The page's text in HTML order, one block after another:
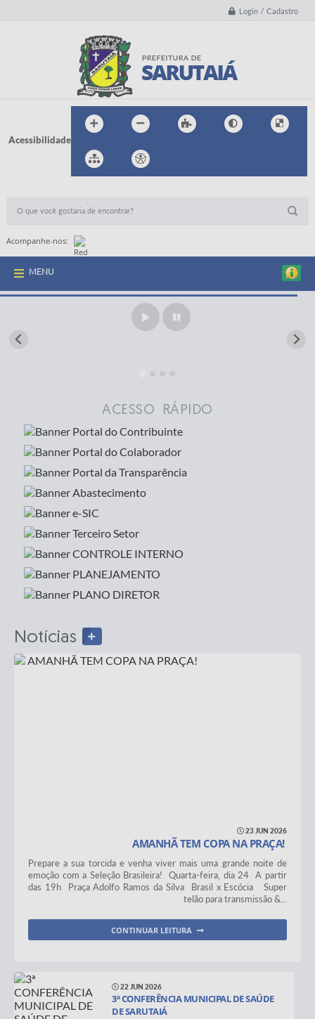
Login / Cadastro
Acessibilidade
Acompanhe-nos:
MENU
ACESSO RÁPIDO
Notícias
23 JUN 2026
AMANHÃ TEM COPA NA PRAÇA!
Prepare a sua torcida e venha viver mais uma grande noite de
emoção com a Seleção Brasileira! Quarta-feira, dia 24 A partir
das 19h Praça Adolfo Ramos da Silva Brasil x Escócia Super
telão para transmissão &...
CONTINUAR LEITURA
22 JUN 2026
3ª CONFERÊNCIA MUNICIPAL DE SAÚDE
DE SARUTAIÁ